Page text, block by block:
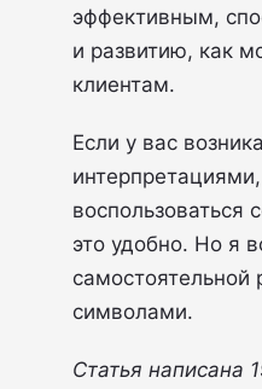
эффективным,
и развитию, как
клиентам.
Если у вас
воспользоваться
это удобно. Но я
самостоятельной
символами.
Статья написана